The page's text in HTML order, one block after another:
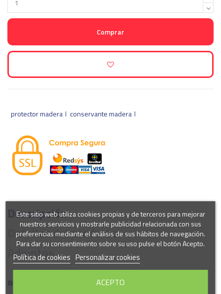
Comprar
protector madera conservante madera
Descripción
Detalles del producto
Adjuntos
Este sitio web utiliza cookies propias y de terceros para mejorar
nuestros servicios y mostrarle publicidad relacionada con sus
preferencias mediante el análisis de sus hábitos de navegación.
Para dar su consentimiento sobre su uso pulse el botón Acepto.
Política de cookies Personalizar cookies
ACEPTO